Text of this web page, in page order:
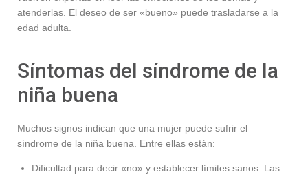
atenderlas. El deseo de ser «bueno» puede trasladarse a la
edad adulta.
Síntomas del síndrome de la
niña buena
Muchos signos indican que una mujer puede sufrir el
síndrome de la niña buena. Entre ellas están:
Dificultad para decir «no» y establecer límites sanos. Las